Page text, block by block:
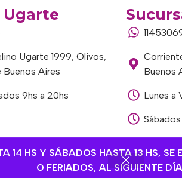
14 HS Y SÁBADOS HASTA 13 HS,
O FERIADOS, AL SIGUIENTE
Ugarte
Ugarte 1999, Olivos,
Buenos Aires
9hs a 20hs
Buenos
Lunes a